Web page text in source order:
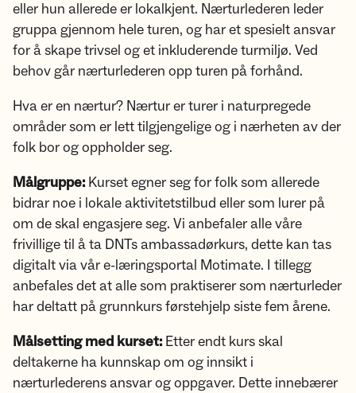
eller hun allerede er lokalkjent. Nærturlederen leder
gruppa gjennom hele turen, og har et spesielt ansvar
for å skape trivsel og et inkluderende turmiljø. Ved
behov går nærturlederen opp turen på forhånd.
Hva er en nærtur? Nærtur er turer i naturpregede
områder som er lett tilgjengelige og i nærheten av der
folk bor og oppholder seg.
Målgruppe: Kurset egner seg for folk som allerede
bidrar noe i lokale aktivitetstilbud eller som lurer på
om de skal engasjere seg. Vi anbefaler alle våre
frivillige til å ta DNTs ambassadørkurs, dette kan tas
digitalt via vår e-læringsportal Motimate. I tillegg
anbefales det at alle som praktiserer som nærturleder
har deltatt på grunnkurs førstehjelp siste fem årene.
Målsetting med kurset: Etter endt kurs skal
deltakerne ha kunnskap om og innsikt i
nærturlederens ansvar og oppgaver. Dette innebærer